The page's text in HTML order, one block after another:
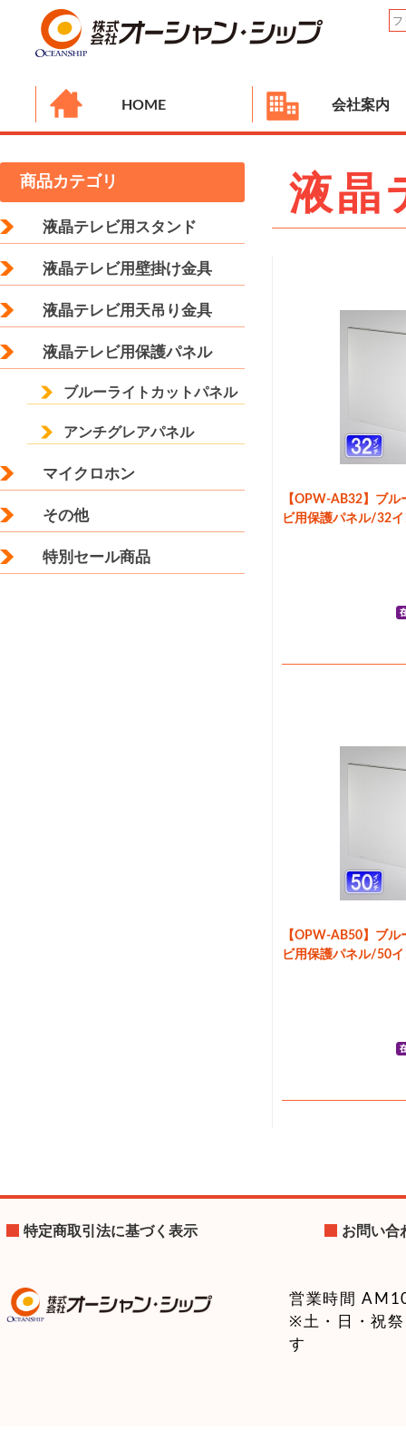
HOME 会社案内
液晶
【OPW-AB32】ブ
ビ用保護パネル/32
【OPW-AB50】ブ
ビ用保護パネル/50
商品カテゴリ
液晶テレビ用スタンド
液晶テレビ用壁掛け金具
液晶テレビ用天吊り金具
液晶テレビ用保護パネル
ブルーライトカットパネル
アンチグレアパネル
マイクロホン
その他
特別セール商品
特定商取引法に基づく表示 お問い合
営業時間
※土・日・祝
す